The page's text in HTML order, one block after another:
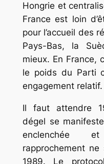
Hongrie et
France est loin
pour l’accueil des
Pays-Bas, la
mieux. En France,
le poids du Parti
engagement relatif.
Il faut attendre
dégel se
enclenchée
rapprochement ne
1989. Le